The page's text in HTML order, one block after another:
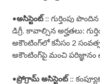
•అసిస్టెంట్:: గుర్తింపు
డిగ్రీ. కావాల్సిన అర్హతలు:
అకౌంటింగ్‌లో కనీసం 2
అకౌంటింగ్‌పై మంచి పరిజ్ఞానం
•ప్రోగ్రామ్ అసిస్టెంట్ ::